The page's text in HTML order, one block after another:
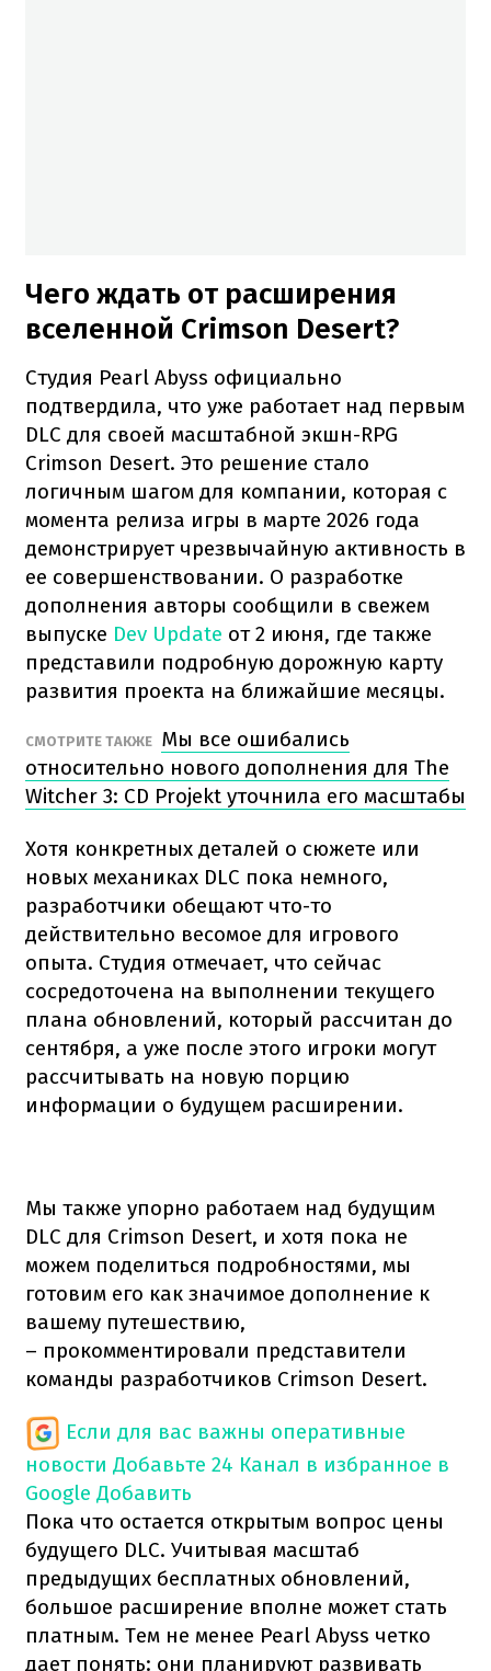
Чего ждать от расширения
вселенной Crimson Desert?
Студия Pearl Abyss официально
подтвердила, что уже работает над первым
DLC для своей масштабной экшн-RPG
Crimson Desert. Это решение стало
логичным шагом для компании, которая с
момента релиза игры в марте 2026 года
демонстрирует чрезвычайную активность в
ее совершенствовании. О разработке
дополнения авторы сообщили в свежем
выпуске Dev Update от 2 июня, где также
представили подробную дорожную карту
развития проекта на ближайшие месяцы.
СМОТРИТЕ ТАКЖЕ Мы все ошибались
относительно нового дополнения для The
Witcher 3: CD Projekt уточнила его масштабы
Хотя конкретных деталей о сюжете или
новых механиках DLC пока немного,
разработчики обещают что-то
действительно весомое для игрового
опыта. Студия отмечает, что сейчас
сосредоточена на выполнении текущего
плана обновлений, который рассчитан до
сентября, а уже после этого игроки могут
рассчитывать на новую порцию
информации о будущем расширении.
Мы также упорно работаем над будущим
DLC для Crimson Desert, и хотя пока не
можем поделиться подробностями, мы
готовим его как значимое дополнение к
вашему путешествию,
– прокомментировали представители
команды разработчиков Crimson Desert.
Если для вас важны оперативные
новости Добавьте 24 Канал в избранное в
Google Добавить
Пока что остается открытым вопрос цены
будущего DLC. Учитывая масштаб
предыдущих бесплатных обновлений,
большое расширение вполне может стать
платным. Тем не менее Pearl Abyss четко
дает понять: они планируют развивать